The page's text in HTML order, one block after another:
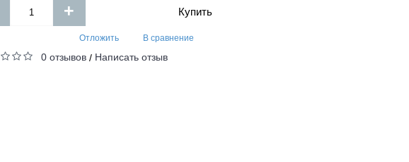
+ Купить
Отложить В сравнение
0 отзывов/ Написать отзыв